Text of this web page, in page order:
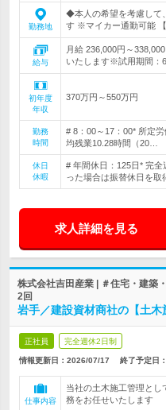
勤務地
◆本人の希望を考慮して
す ※マイカー通勤可能
給与
月給 236,000円～
いたします※試用期間：
初年度
年収
370万円～550万円
勤務
時間
# 8：00～17：00* 所定
均残業10.28時間（20…
休日
休暇
# 年間休日：125日* 完
った場合は振替休日を取
求人詳細を見る
株式会社吉田産業 | ＃住宅・建築
2回
岩手／建設資材商社の【土
正社員 完全週休2日制
情報更新日：2026/07/17 終了予定日：
仕事内容
当社の土木施工管理と
務をお任せいたします